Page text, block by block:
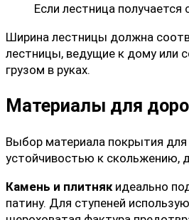
Если лестница
Ширина лестницы должна
лестницы, ведущие к дому или
грузом в руках.
Материалы для
Выбор материала покрытия
устойчивостью к скольжению,
Камень и плитняк идеально
патину. Для ступеней